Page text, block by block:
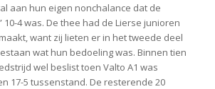
aan hun eigen nonchalance dat de
10-4 was. De thee had de Lierse junioren
want zij lieten er in het tweede deel
wat hun bedoeling was. Binnen tien
wel beslist toen Valto A1 was
17-5 tussenstand. De resterende 20